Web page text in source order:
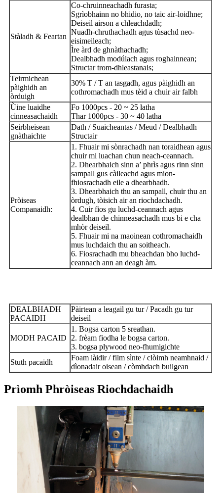
Stàladh & Feartan
Co-chruinneachadh furasta;
Sgrìobhainn no bhidio, no taic air-loidhne;
Deiseil airson a chleachdadh;
Nuadh-chruthachadh agus tùsachd neo-
eisimeileach;
Ìre àrd de ghnàthachadh;
Dealbhadh modúlach agus roghainnean;
Structar trom-dhleastanais;
Teirmichean
pàighidh an
òrduigh
30% T / T an tasgadh, agus pàighidh an
cothromachadh mus tèid a chuir air falbh
Ùine luaidhe
cinneasachaidh
Fo 1000pcs - 20 ~ 25 latha
Thar 1000pcs - 30 ~ 40 latha
Seirbheisean
gnàthaichte
Dath / Suaicheantas / Meud / Dealbhadh
Structair
Pròiseas
Companaidh:
1. Fhuair mi sònrachadh nan toraidhean agus
chuir mi luachan chun neach-ceannach.
2. Dhearbhaich sinn a’ phrìs agus rinn sinn
sampall gus càileachd agus mion-
fhiosrachadh eile a dhearbhadh.
3. Dhearbhaich thu an sampall, chuir thu an
òrdugh, tòisich air an riochdachadh.
4. Cuir fios gu luchd-ceannach agus
dealbhan de chinneasachadh mus bi e cha
mhòr deiseil.
5. Fhuair mi na maoinean cothromachaidh
mus luchdaich thu an soitheach.
6. Fiosrachadh mu bheachdan bho luchd-
ceannach ann an deagh àm.
DEALBHADH
PACAIDH
Pàirtean a leagail gu tur / Pacadh gu tur
deiseil
MODH PACAID
1. Bogsa carton 5 sreathan.
2. frèam fiodha le bogsa carton.
3. bogsa plywood neo-fhumigichte
Stuth pacaidh
Foam làidir / film sìnte / clòimh neamhnaid /
dìonadair oisean / còmhdach builgean
Prìomh Phròiseas Riochdachaidh